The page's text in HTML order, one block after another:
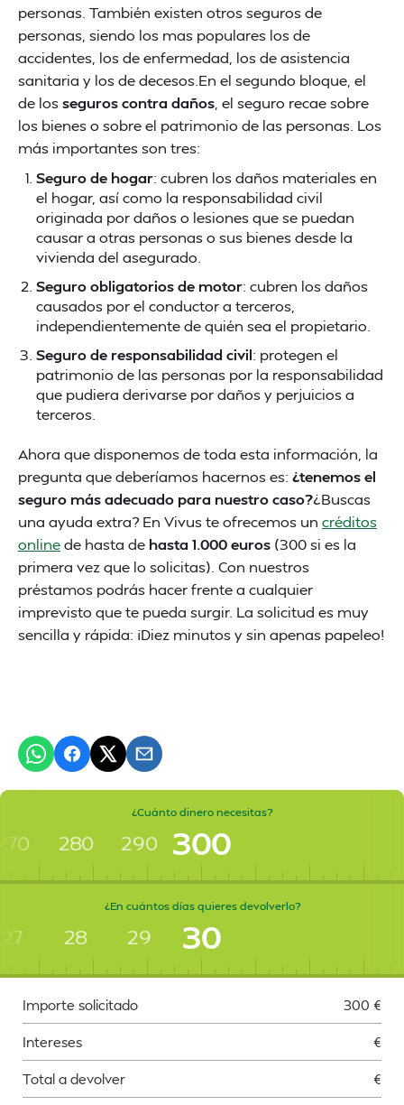
personas. También existen otros seguros de
personas, siendo los mas populares los de
accidentes, los de enfermedad, los de asistencia
sanitaria y los de decesos.En el segundo bloque, el
de losseguros contra daños , el seguro recae sobre
los bienes o sobre el patrimonio de las personas. Los
más importantes son tres:
Seguro de hogar: cubren los daños materiales en
el hogar, así como la responsabilidad civil
originada por daños o lesiones que se puedan
causar a otras personas o sus bienes desde la
vivienda del asegurado.
Seguro obligatorios de motor: cubren los daños
causados por el conductor a terceros,
independientemente de quién sea el propietario.
Seguro de responsabilidad civil: protegen el
patrimonio de las personas por la responsabilidad
que pudiera derivarse por daños y perjuicios a
terceros.
Ahora que disponemos de toda esta información, la
pregunta que deberíamos hacernos es: ¿tenemos el
seguro más adecuado para nuestro caso?¿Buscas
una ayuda extra? En Vivus te ofrecemos un créditos
onlinede hasta de hasta 1.000 euros (300 si es la
primera vez que lo solicitas). Con nuestros
préstamos podrás hacer frente a cualquier
imprevisto que te pueda surgir. La solicitud es muy
sencilla y rápida: ¡Diez minutos y sin apenas papeleo!
¿Cuánto dinero necesitas?
280 290 300
¿En cuántos días quieres devolverlo?
27 28 29 30
Importe solicitado 300 €
Intereses €
Total a devolver €